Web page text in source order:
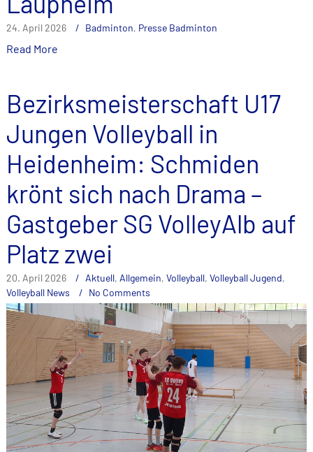
24. April 2026 Badminton, Presse Badminton
Read More
Bezirksmeisterschaft U17
Jungen Volleyball in
Heidenheim: Schmiden
krönt sich nach Drama –
Gastgeber SG VolleyAlb auf
Platz zwei
20. April 2026 Aktuell, Allgemein, Volleyball, Volleyball Jugend,
Volleyball News
No Comments